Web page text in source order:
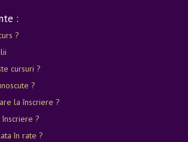
:
?
cursuri ?
?
la înscriere ?
?
în rate ?